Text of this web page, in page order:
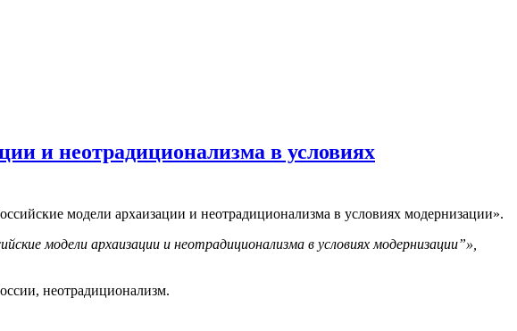
и неотрадиционализма в условиях
модели архаизации и неотрадиционализма в условиях модернизации».
модели архаизации и неотрадиционализма в условиях модернизации”»,
неотрадиционализм.